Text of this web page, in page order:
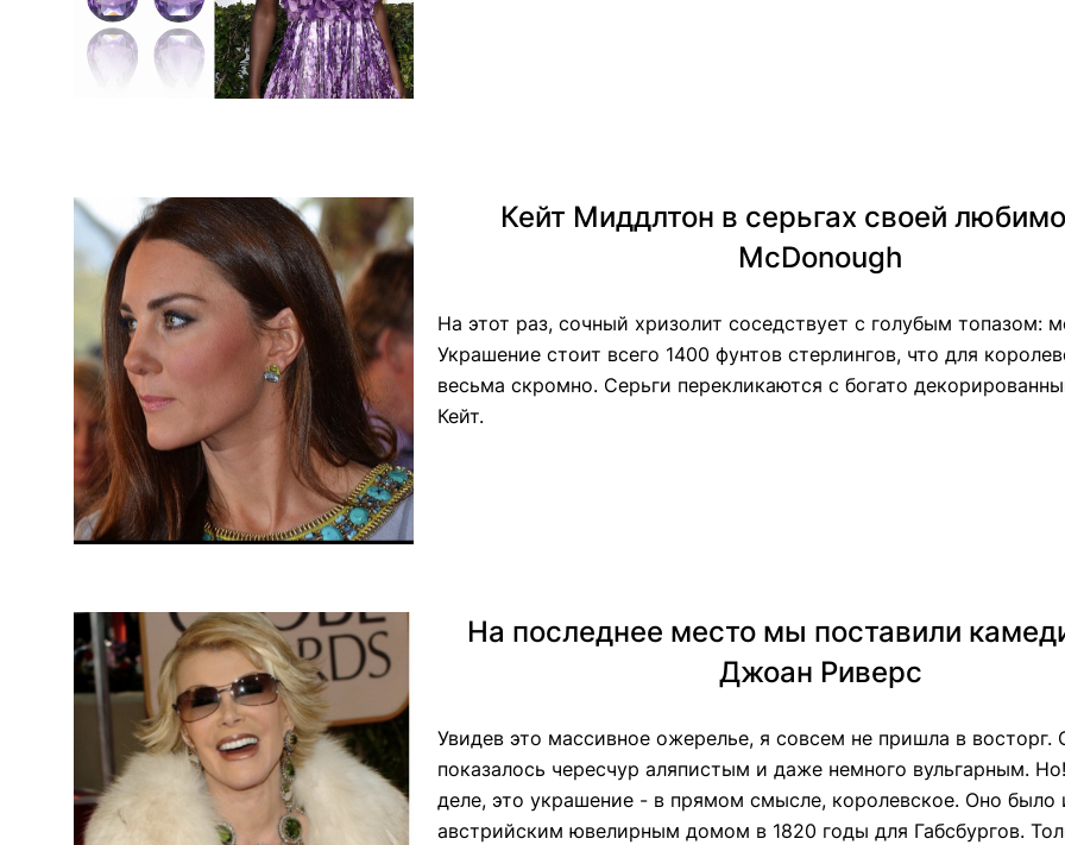
Кейт Миддлтон в серьгах своей
McDonough
На этот раз, сочный хризолит соседствует с голубым топазом:
Украшение стоит всего 1400 фунтов стерлингов, что для
весьма скромно. Серьги перекликаются с богато
Кейт.
На последнее место мы поставили
Джоан Риверс
Увидев это массивное ожерелье, я совсем не пришла в восторг.
показалось чересчур аляпистым и даже немного вульгарным.
деле, это украшение - в прямом смысле, королевское. Оно было
австрийским ювелирным домом в 1820 годы для Габсбургов.